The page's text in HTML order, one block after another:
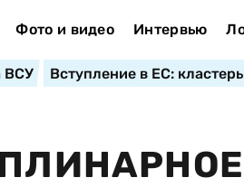
Фото и видео Интервью
ВСУ Вступление в ЕС: